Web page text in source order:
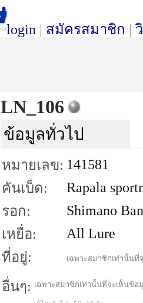
login | สมัครสมาชิก |
LN_106
ข้อมูลทั่วไป
หมายเลข: 141581
คันเบ็ด:
Rapala
รอก:
Shimano
เหยื่อ:
All Lure
ที่อยู่:
เฉพาะสมาชิกเท่านั้นที่
อื่นๆ: เฉพาะสมาชิกเท่านั้นที่จะเห็นข้อ